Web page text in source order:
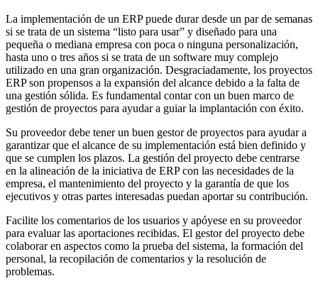
La implementación de un ERP puede durar desde un par de semanas
si se trata de un sistema “listo para usar” y diseñado para una
pequeña o mediana empresa con poca o ninguna personalización,
hasta uno o tres años si se trata de un software muy complejo
utilizado en una gran organización. Desgraciadamente, los proyectos
ERP son propensos a la expansión del alcance debido a la falta de
una gestión sólida. Es fundamental contar con un buen marco de
gestión de proyectos para ayudar a guiar la implantación con éxito.
Su proveedor debe tener un buen gestor de proyectos para ayudar a
garantizar que el alcance de su implementación está bien definido y
que se cumplen los plazos. La gestión del proyecto debe centrarse
en la alineación de la iniciativa de ERP con las necesidades de la
empresa, el mantenimiento del proyecto y la garantía de que los
ejecutivos y otras partes interesadas puedan aportar su contribución.
Facilite los comentarios de los usuarios y apóyese en su proveedor
para evaluar las aportaciones recibidas. El gestor del proyecto debe
colaborar en aspectos como la prueba del sistema, la formación del
personal, la recopilación de comentarios y la resolución de
problemas.